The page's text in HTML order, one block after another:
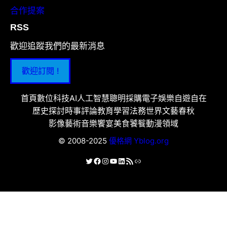
合作提案
RSS
歡迎追蹤我們的最新消息
歡迎訂閱 !
首頁數位科技AI人工智慧聰明採購電子娛樂自遊自在
歷史探討時事評論教育學習法務世界文藝春秋
影像藝術音樂饗宴美食饕餮動漫領域
© 2008-2025 優格網 Yblog.org
X Facebook
Instagram
YouTube
LinkedIn
RSS 資訊提供連結